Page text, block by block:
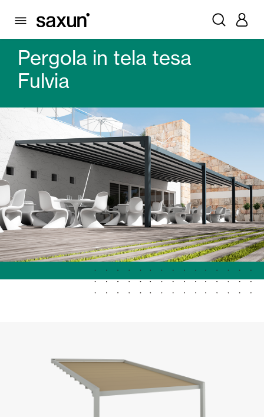
PRODOTTI
PERGOLE BIOCLIMATICHE
Pergola in tela tesa
Fulvia